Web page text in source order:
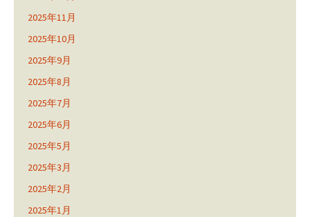
2025年11月
2025年10月
2025年9月
2025年8月
2025年7月
2025年6月
2025年5月
2025年3月
2025年2月
2025年1月